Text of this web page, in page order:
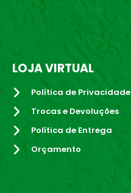
LOJA VIRTUAL
Política de Privacidade
Trocas e Devoluções
Política de Entrega
Orçamento